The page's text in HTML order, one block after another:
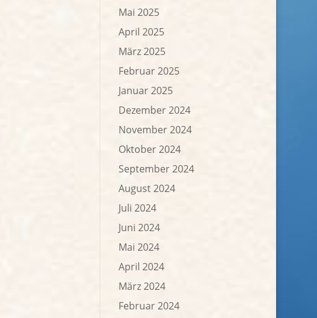
Mai 2025
April 2025
März 2025
Februar 2025
Januar 2025
Dezember 2024
November 2024
Oktober 2024
September 2024
August 2024
Juli 2024
Juni 2024
Mai 2024
April 2024
März 2024
Februar 2024